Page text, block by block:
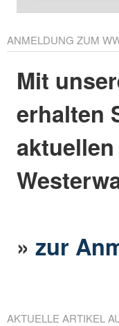
ANMELDUNG ZUM
Mit
erhalten
»zur
AKTUELLE ARTIKEL